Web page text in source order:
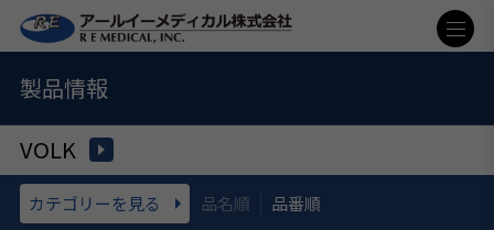
製品情報
VOLK
カテゴリーを見る 品名順 品番順